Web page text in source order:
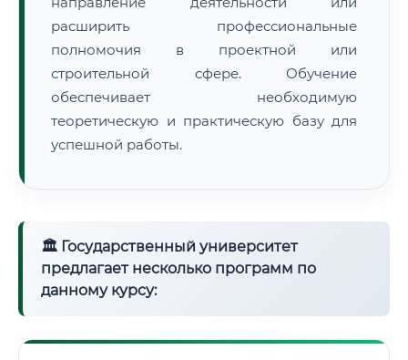
расширить профессиональные
полномочия в проектной или
строительной сфере. Обучение
обеспечивает необходимую
теоретическую и практическую базу для
успешной работы.
🏛 Государственный университет
предлагает несколько программ по
данному курсу: